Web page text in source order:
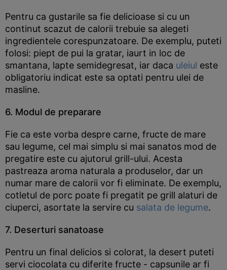
Pentru ca gustarile sa fie delicioase si cu un
continut scazut de calorii trebuie sa alegeti
ingredientele corespunzatoare. De exemplu, puteti
folosi: piept de pui la gratar, iaurt in loc de
smantana, lapte semidegresat, iar daca uleiul este
obligatoriu indicat este sa optati pentru ulei de
masline.
6. Modul de preparare
Fie ca este vorba despre carne, fructe de mare
sau legume, cel mai simplu si mai sanatos mod de
pregatire este cu ajutorul grill-ului. Acesta
pastreaza aroma naturala a produselor, dar un
numar mare de calorii vor fi eliminate. De exemplu,
cotletul de porc poate fi pregatit pe grill alaturi de
ciuperci, asortate la servire cu salata de legume.
7. Deserturi sanatoase
Pentru un final delicios si colorat, la desert puteti
servi ciocolata cu diferite fructe - capsunile ar fi